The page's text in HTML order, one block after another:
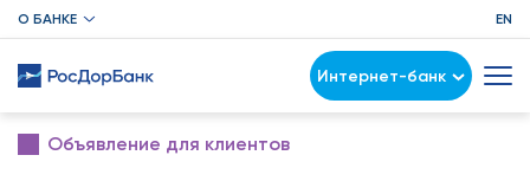
О БАНКЕ EN
Интернет-банк
Объявление для клиентов